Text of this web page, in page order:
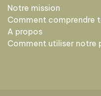
Notre mission
Comment comprendre
A propos
Comment utiliser notre